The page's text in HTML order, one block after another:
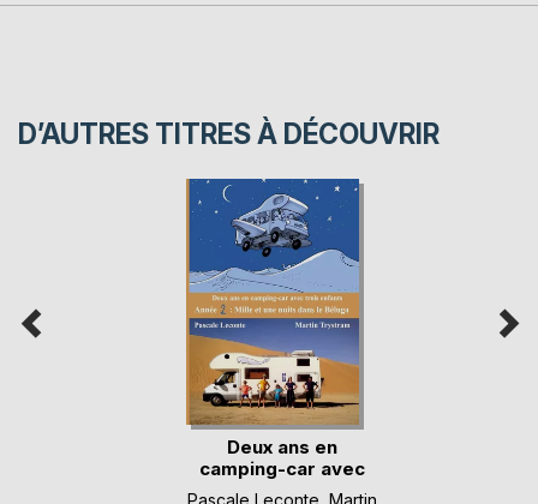
D’AUTRES TITRES À DÉCOUVRIR
Deux ans en
camping-car avec
trois(...)